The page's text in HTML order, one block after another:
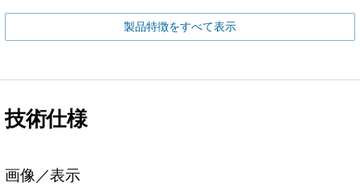
製品特徴をすべて表示
技術仕様
画像／表示